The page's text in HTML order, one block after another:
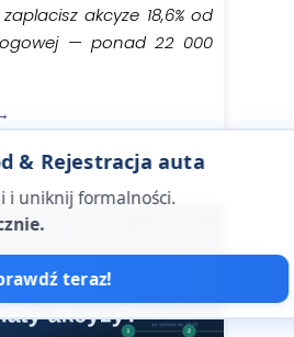
& Rejestracja auta
i uniknij formalności.
teraz!
akcyze 18,6% od
— ponad 22 000